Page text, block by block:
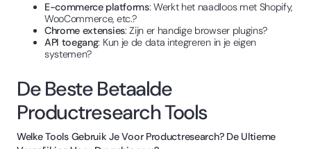
E-commerce platforms: Werkt het naadloos met Shopify,
WooCommerce, etc.?
Chrome extensies: Zijn er handige browser plugins?
API toegang: Kun je de data integreren in je eigen
systemen?
De Beste Betaalde
Productresearch Tools
Welke Tools Gebruik Je Voor Productresearch? De Ultieme